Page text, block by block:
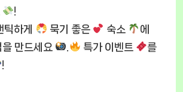
!
틱하게
묵기 좋은 숙소
에
만드세요
특가 이벤트
를
!